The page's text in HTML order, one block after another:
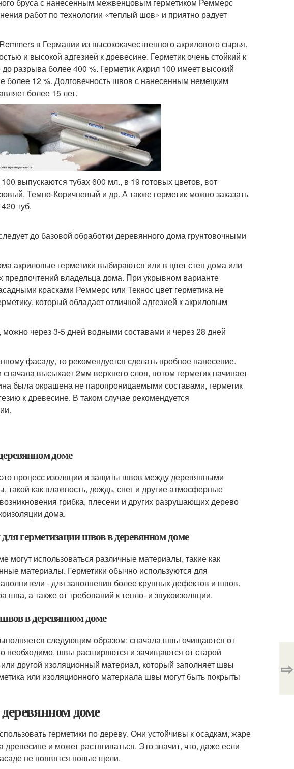
работ по технологии «теплый шов» и приятно радует
в Германии из высококачественного акрилового сырья.
и высокой адгезией к древесине. Герметик очень стойкий к
разрыва более 400 %. Герметик Акрил 100 имеет высокий
более 12 %. Долговечность швов с нанесенным немецким
более 15 лет.
выпускаются тубах 600 мл., в 19 готовых цветов, вот
Темно-Коричневый и др. А также герметик можно заказать
туб.
до базовой обработки деревянного дома грунтовочными
акриловые герметики выбираются или в цвет стен дома или
предпочтений владельца дома. При укрывном варианте
красками Реммерс или Текнос цвет герметика не
который обладает отличной адгезией к акриловым
через 3-5 дней водными составами и через 28 дней
фасаду, то рекомендуется сделать пробное нанесение.
высыхает 2мм верхнего слоя, потом герметик начинает
была окрашена не паропроницаемыми составами, герметик
к древесине. В таком случае рекомендуется
доме
процесс изоляции и защиты швов между деревянными
как влажность, дождь, снег и другие атмосферные
грибка, плесени и других разрушающих дерево
дома.
герметизации швов в деревянном доме
использоваться различные материалы, такие как
материалы. Герметики обычно используются для
- для заполнения более крупных дефектов и швов.
шва, а также от требований к тепло- и звукоизоляции.
в деревянном доме
следующим образом: сначала швы очищаются от
необходимо, швы расширяются и зачищаются от старой
другой изоляционный материал, который заполняет швы
или изоляционного материала швы могут быть покрыты
доме
герметики по дереву. Они устойчивы к осадкам, жаре
и может растягиваться. Это значит, что, даже если
не появятся новые щели.
⇨